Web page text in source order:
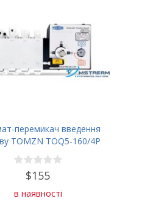
перемикач введення
TOMZN TOQ5-160/4P
160А
$155
в наявності